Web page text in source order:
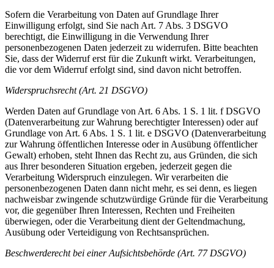
Sofern die Verarbeitung von Daten auf Grundlage Ihrer
Einwilligung erfolgt, sind Sie nach Art. 7 Abs. 3 DSGVO
berechtigt, die Einwilligung in die Verwendung Ihrer
personenbezogenen Daten jederzeit zu widerrufen. Bitte beachten
Sie, dass der Widerruf erst für die Zukunft wirkt. Verarbeitungen,
die vor dem Widerruf erfolgt sind, sind davon nicht betroffen.
Widerspruchsrecht (Art. 21 DSGVO)
Werden Daten auf Grundlage von Art. 6 Abs. 1 S. 1 lit. f DSGVO
(Datenverarbeitung zur Wahrung berechtigter Interessen) oder auf
Grundlage von Art. 6 Abs. 1 S. 1 lit. e DSGVO (Datenverarbeitung
zur Wahrung öffentlichen Interesse oder in Ausübung öffentlicher
Gewalt) erhoben, steht Ihnen das Recht zu, aus Gründen, die sich
aus Ihrer besonderen Situation ergeben, jederzeit gegen die
Verarbeitung Widerspruch einzulegen. Wir verarbeiten die
personenbezogenen Daten dann nicht mehr, es sei denn, es liegen
nachweisbar zwingende schutzwürdige Gründe für die Verarbeitung
vor, die gegenüber Ihren Interessen, Rechten und Freiheiten
überwiegen, oder die Verarbeitung dient der Geltendmachung,
Ausübung oder Verteidigung von Rechtsansprüchen.
Beschwerderecht bei einer Aufsichtsbehörde (Art. 77 DSGVO)